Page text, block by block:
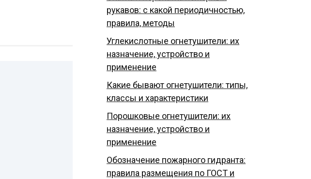
рукавов: с какой периодичностью,
правила, методы
Углекислотные огнетушители: их
назначение, устройство и
применение
Какие бывают огнетушители: типы,
классы и характеристики
Порошковые огнетушители: их
назначение, устройство и
применение
Обозначение пожарного гидранта:
правила размещения по ГОСТ и